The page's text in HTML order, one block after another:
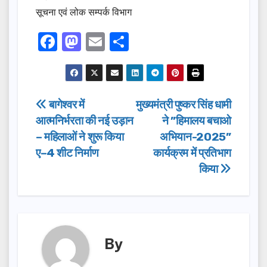
सूचना एवं लोक सम्पर्क विभाग
F
a
c
e
b
o
o
M
a
st
o
d
o
n
E
m
ail
h
ar
e
Post
navigation
मुख्यमंत्री पुष्कर सिंह धामी
ने ’’हिमालय बचाओ
अभियान-2025’’
कार्यक्रम में प्रतिभाग
किया
बागेश्वर में
आत्मनिर्भरता की नई उड़ान
– महिलाओं ने शुरू किया
ए–4 शीट निर्माण
By